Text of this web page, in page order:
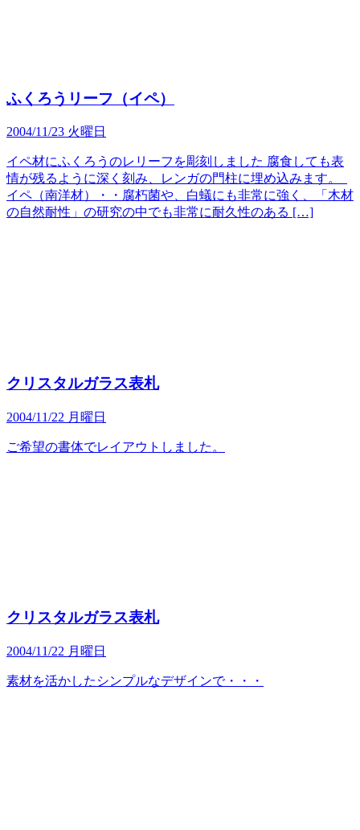
ふくろうリーフ（イペ）
2004/11/23 火曜日
イペ材にふくろうのレリーフを彫刻しました 腐食しても表
情が残るように深く刻み、レンガの門柱に埋め込みます。
イペ（南洋材）・・腐朽菌や、白蟻にも非常に強く、「木材
の自然耐性」の研究の中でも非常に耐久性のある […]
クリスタルガラス表札
2004/11/22 月曜日
ご希望の書体でレイアウトしました。
クリスタルガラス表札
2004/11/22 月曜日
素材を活かしたシンプルなデザインで・・・